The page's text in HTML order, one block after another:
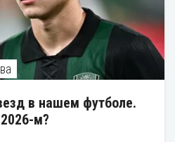
в нашем футболе.
м?